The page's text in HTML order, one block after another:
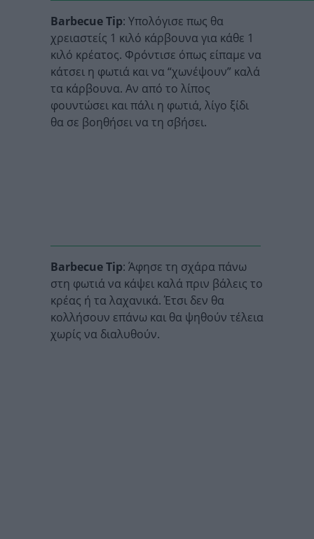
Barbecue Tip: Υπολόγισε πως θα
χρειαστείς 1 κιλό κάρβουνα για κάθε 1
κιλό κρέατος. Φρόντισε όπως είπαμε να
κάτσει η φωτιά και να “χωνέψουν” καλά
τα κάρβουνα. Αν από το λίπος
φουντώσει και πάλι η φωτιά, λίγο ξίδι
θα σε βοηθήσει να τη σβήσει.
Barbecue Tip: Άφησε τη σχάρα πάνω
στη φωτιά να κάψει καλά πριν βάλεις το
κρέας ή τα λαχανικά. Έτσι δεν θα
κολλήσουν επάνω και θα ψηθούν τέλεια
χωρίς να διαλυθούν.